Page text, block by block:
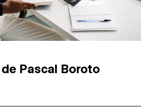
de Pascal Boroto